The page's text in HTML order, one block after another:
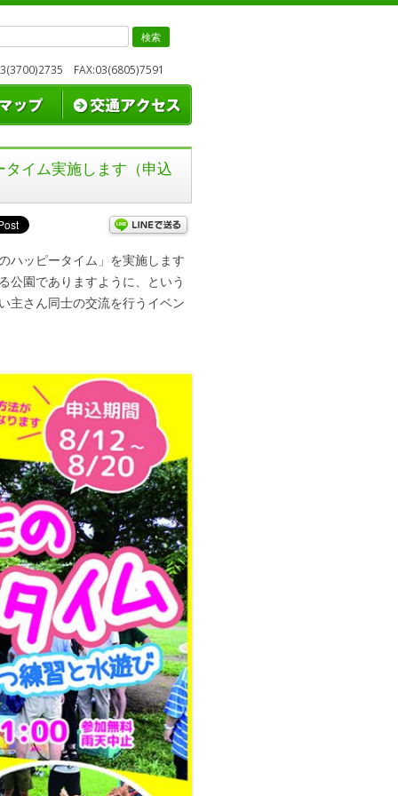
FAX:03(6805)7591
イム実施します（申込
ハッピータイム」を実施します
公園でありますように、という
主さん同士の交流を行うイベン
: